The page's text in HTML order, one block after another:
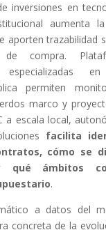
inversiones en
aumenta
aporten trazabilidad
compra.
en
permiten
marco y
a escala local,
facilita
cómo se
qué ámbitos
.
a datos del
concreta de la